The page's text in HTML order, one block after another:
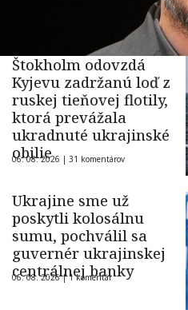
Štokholm odovzdá
Kyjevu zadržanú loď z
ruskej tieňovej flotily,
ktorá prevážala
ukradnuté ukrajinské
obilie
06. 08. 2026 | 31 komentárov
Ukrajine sme už
poskytli kolosálnu
sumu, pochválil sa
guvernér ukrajinskej
centrálnej banky
06. 08. 2026 |1 komentár